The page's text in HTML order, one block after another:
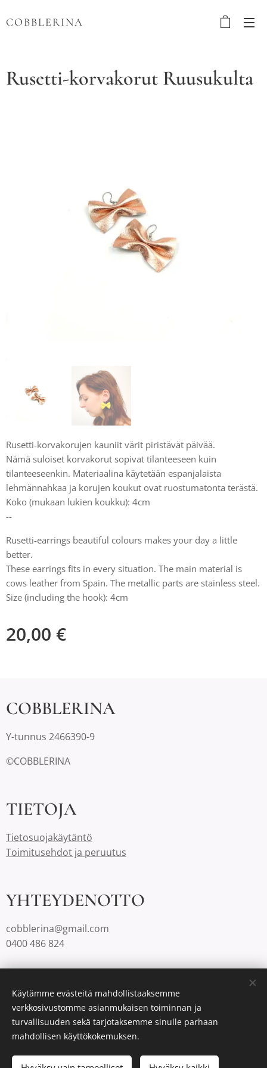
COBBLERINA
Rusetti-korvakorut Ruusukulta
Rusetti-korvakorujen kauniit värit piristävät päivää.
Nämä suloiset korvakorut sopivat tilanteeseen kuin
tilanteeseenkin. Materiaalina käytetään espanjalaista
lehmännahkaa ja korujen koukut ovat ruostumatonta terästä.
Koko (mukaan lukien koukku): 4cm
--
Rusetti-earrings beautiful colours makes your day a little
better.
These earrings fits in every situation. The main material is
cows leather from Spain. The metallic parts are stainless steel.
Size (including the hook): 4cm
20,00 €
COBBLERINA
Y-tunnus 2466390-9
©COBBLERINA
TIETOJA
Tietosuojakäytäntö
Toimitusehdot ja peruutus
YHTEYDENOTTO
cobblerina@gmail.com
0400 486 824
LuotuWebnodella Evästeet
Käytämme evästeitä mahdollistaaksemme
verkkosivustomme asianmukaisen toiminnan ja
turvallisuuden sekä tarjotaksemme sinulle parhaan
mahdollisen käyttökokemuksen.